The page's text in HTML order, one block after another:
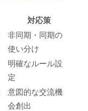
対応策
非同期・同期の
使い分け
明確なルール設
定
意図的な交流機
会創出